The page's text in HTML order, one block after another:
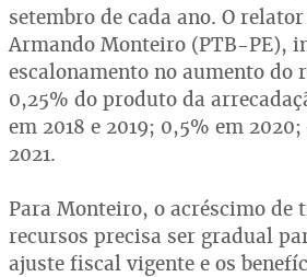
setembro de cada ano. O
Armando Monteiro (PTB-PE),
escalonamento no aumento do
0,25% do produto da
em 2018 e 2019; 0,5% em
2021.
Para Monteiro, o acréscimo de
recursos precisa ser gradual
ajuste fiscal vigente e os